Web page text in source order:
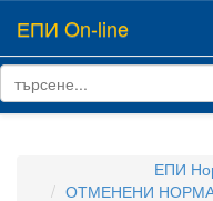
ЕПИ On-line
ЕПИ
ОТМЕНЕНИ